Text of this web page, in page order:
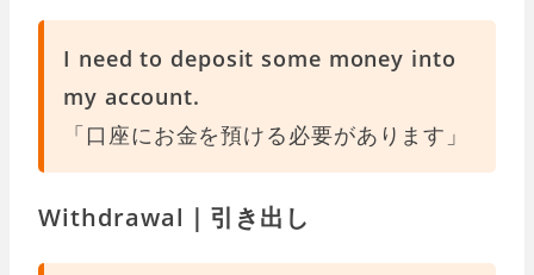
I need to deposit some money into
my account.
「口座にお金を預ける必要があります」
Withdrawal｜引き出し